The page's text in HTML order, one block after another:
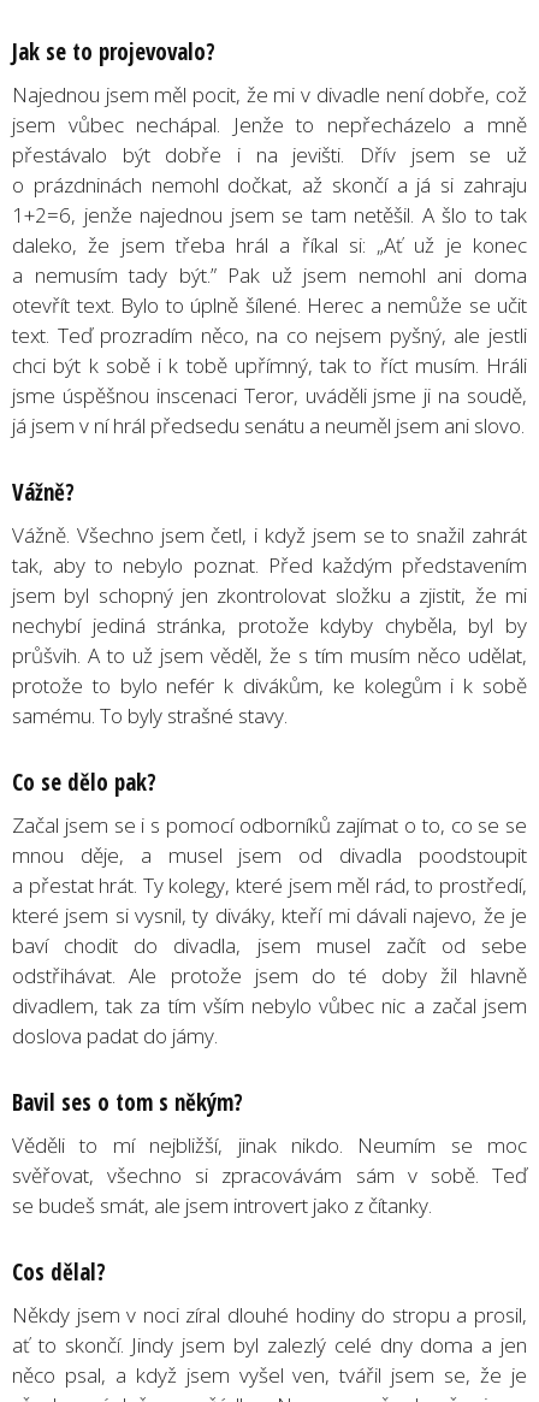
Jak se to projevovalo?
Najednou jsem měl pocit, že mi v divadle není dobře, což
jsem vůbec nechápal. Jenže to nepřecházelo a mně
přestávalo být dobře i na jevišti. Dřív jsem se už
o prázdninách nemohl dočkat, až skončí a já si zahraju
1+2=6, jenže najednou jsem se tam netěšil. A šlo to tak
daleko, že jsem třeba hrál a říkal si: „Ať už je konec
a nemusím tady být.” Pak už jsem nemohl ani doma
otevřít text. Bylo to úplně šílené. Herec a nemůže se učit
text. Teď prozradím něco, na co nejsem pyšný, ale jestli
chci být k sobě i k tobě upřímný, tak to říct musím. Hráli
jsme úspěšnou inscenaci Teror, uváděli jsme ji na soudě,
já jsem v ní hrál předsedu senátu a neuměl jsem ani slovo.
Vážně?
Vážně. Všechno jsem četl, i když jsem se to snažil zahrát
tak, aby to nebylo poznat. Před každým představením
jsem byl schopný jen zkontrolovat složku a zjistit, že mi
nechybí jediná stránka, protože kdyby chyběla, byl by
průšvih. A to už jsem věděl, že s tím musím něco udělat,
protože to bylo nefér k divákům, ke kolegům i k sobě
samému. To byly strašné stavy.
Co se dělo pak?
Začal jsem se i s pomocí odborníků zajímat o to, co se se
mnou děje, a musel jsem od divadla poodstoupit
a přestat hrát. Ty kolegy, které jsem měl rád, to prostředí,
které jsem si vysnil, ty diváky, kteří mi dávali najevo, že je
baví chodit do divadla, jsem musel začít od sebe
odstřihávat. Ale protože jsem do té doby žil hlavně
divadlem, tak za tím vším nebylo vůbec nic a začal jsem
doslova padat do jámy.
Bavil ses o tom s někým?
Věděli to mí nejbližší, jinak nikdo. Neumím se moc
svěřovat, všechno si zpracovávám sám v sobě. Teď
se budeš smát, ale jsem introvert jako z čítanky.
Cos dělal?
Někdy jsem v noci zíral dlouhé hodiny do stropu a prosil,
ať to skončí. Jindy jsem byl zalezlý celé dny doma a jen
něco psal, a když jsem vyšel ven, tvářil jsem se, že je